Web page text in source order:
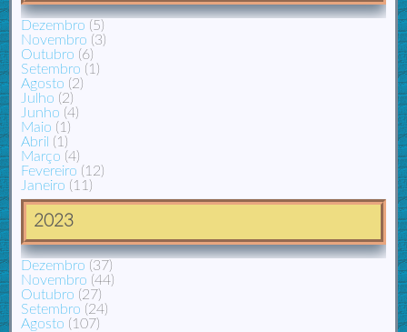
Dezembro (5)
Novembro (3)
Outubro (6)
Setembro (1)
Agosto (2)
Julho (2)
Junho (4)
Maio (1)
Abril (1)
Março (4)
Fevereiro (12)
Janeiro (11)
2023
Dezembro (37)
Novembro (44)
Outubro (27)
Setembro (24)
Agosto (107)